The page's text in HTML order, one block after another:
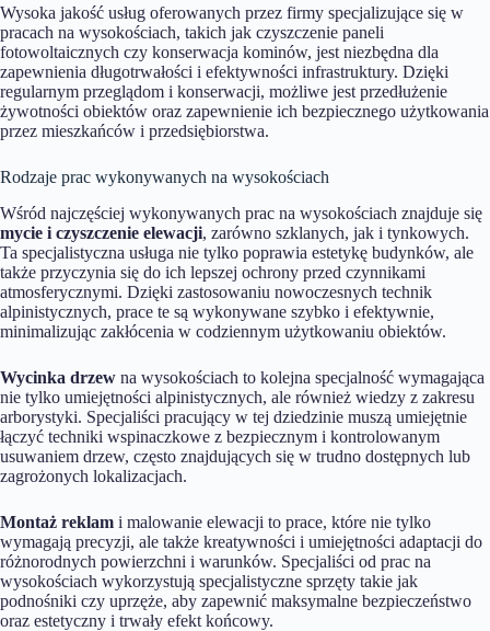
Wysoka jakość usług oferowanych przez firmy specjalizujące się w
pracach na wysokościach, takich jak czyszczenie paneli
fotowoltaicznych czy konserwacja kominów, jest niezbędna dla
zapewnienia długotrwałości i efektywności infrastruktury. Dzięki
regularnym przeglądom i konserwacji, możliwe jest przedłużenie
żywotności obiektów oraz zapewnienie ich bezpiecznego użytkowania
przez mieszkańców i przedsiębiorstwa.
Rodzaje prac wykonywanych na wysokościach
Wśród najczęściej wykonywanych prac na wysokościach znajduje się
mycie i czyszczenie elewacji, zarówno szklanych, jak i tynkowych.
Ta specjalistyczna usługa nie tylko poprawia estetykę budynków, ale
także przyczynia się do ich lepszej ochrony przed czynnikami
atmosferycznymi. Dzięki zastosowaniu nowoczesnych technik
alpinistycznych, prace te są wykonywane szybko i efektywnie,
minimalizując zakłócenia w codziennym użytkowaniu obiektów.
Wycinka drzew na wysokościach to kolejna specjalność wymagająca
nie tylko umiejętności alpinistycznych, ale również wiedzy z zakresu
arborystyki. Specjaliści pracujący w tej dziedzinie muszą umiejętnie
łączyć techniki wspinaczkowe z bezpiecznym i kontrolowanym
usuwaniem drzew, często znajdujących się w trudno dostępnych lub
zagrożonych lokalizacjach.
Montaż reklam i malowanie elewacji to prace, które nie tylko
wymagają precyzji, ale także kreatywności i umiejętności adaptacji do
różnorodnych powierzchni i warunków. Specjaliści od prac na
wysokościach wykorzystują specjalistyczne sprzęty takie jak
podnośniki czy uprzęże, aby zapewnić maksymalne bezpieczeństwo
oraz estetyczny i trwały efekt końcowy.